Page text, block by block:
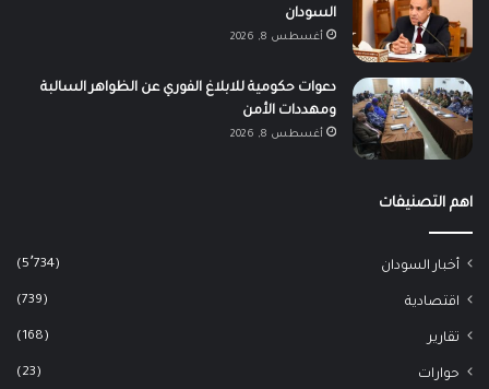
السودان
أغسطس 8, 2026
دعوات حكومية للابلاغ الفوري عن الظواهر السالبة
ومهددات الأمن
أغسطس 8, 2026
اهم التصنيفات
أخبار السودان (5٬734)
اقتصادية (739)
تقارير (168)
حوارات (23)